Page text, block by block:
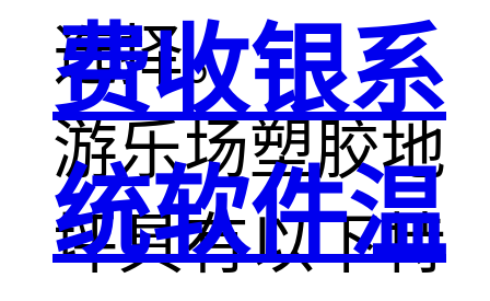
选择。
游乐场塑胶地
坪具有以下特
费收银系
统软件温